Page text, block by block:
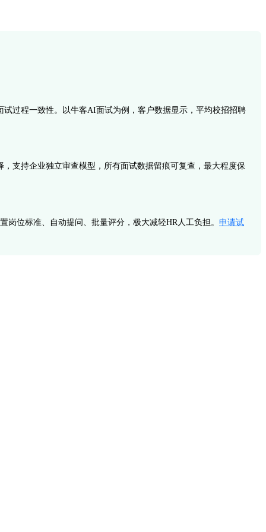
过程一致性。以牛客AI面试为例，客户数据显示，平均校招招聘
支持企业独立审查模型，所有面试数据留痕可复查，最大程度保
位标准、自动提问、批量评分，极大减轻HR人工负担。 申请试